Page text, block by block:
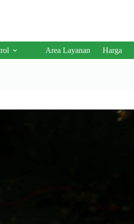
Area Layanan Harga